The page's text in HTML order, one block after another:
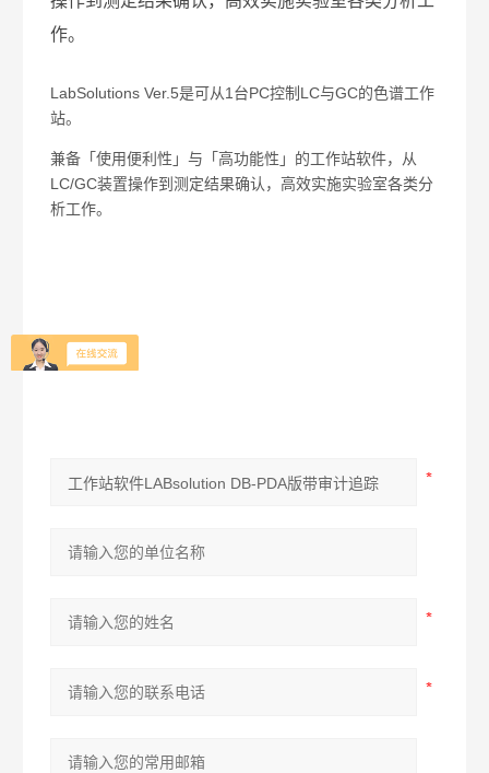
作。
LabSolutions Ver.5是可从1台PC控制LC与GC的色谱工作
站。
兼备「使用便利性」与「高功能性」的工作站软件，从
LC/GC装置操作到测定结果确认，高效实施实验室各类分
析工作。